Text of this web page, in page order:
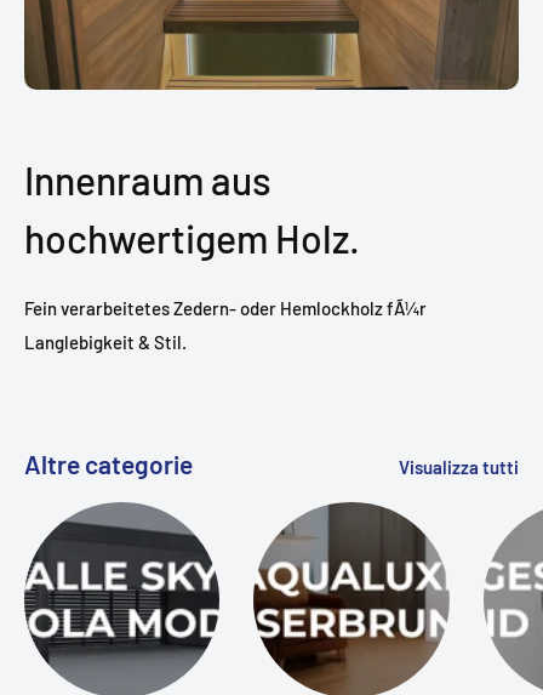
Innenraum aus
hochwertigem Holz.
Fein verarbeitetes Zedern- oder Hemlockholz fÃ¼r
Langlebigkeit & Stil.
Altre categorie Visualizza tutti